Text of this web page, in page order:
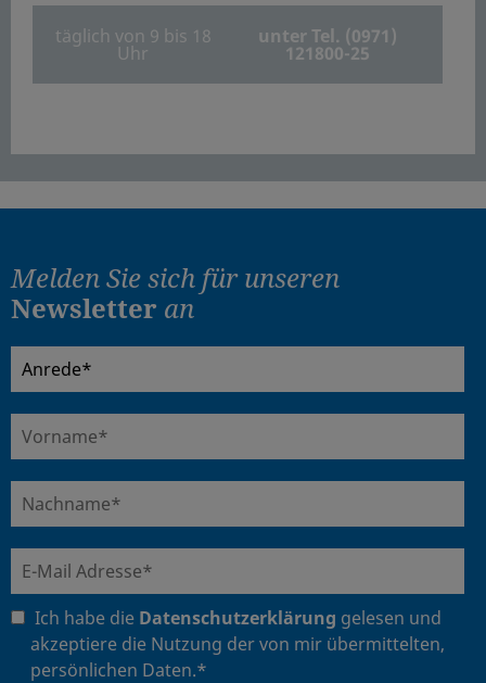
täglich von 9 bis 18
Uhr
unter Tel. (0971)
121800-25
Melden Sie sich fürunseren
Newsletter an
Ich habe die Datenschutzerklärung gelesen und
akzeptiere die Nutzung der von mir übermittelten,
persönlichen Daten.*